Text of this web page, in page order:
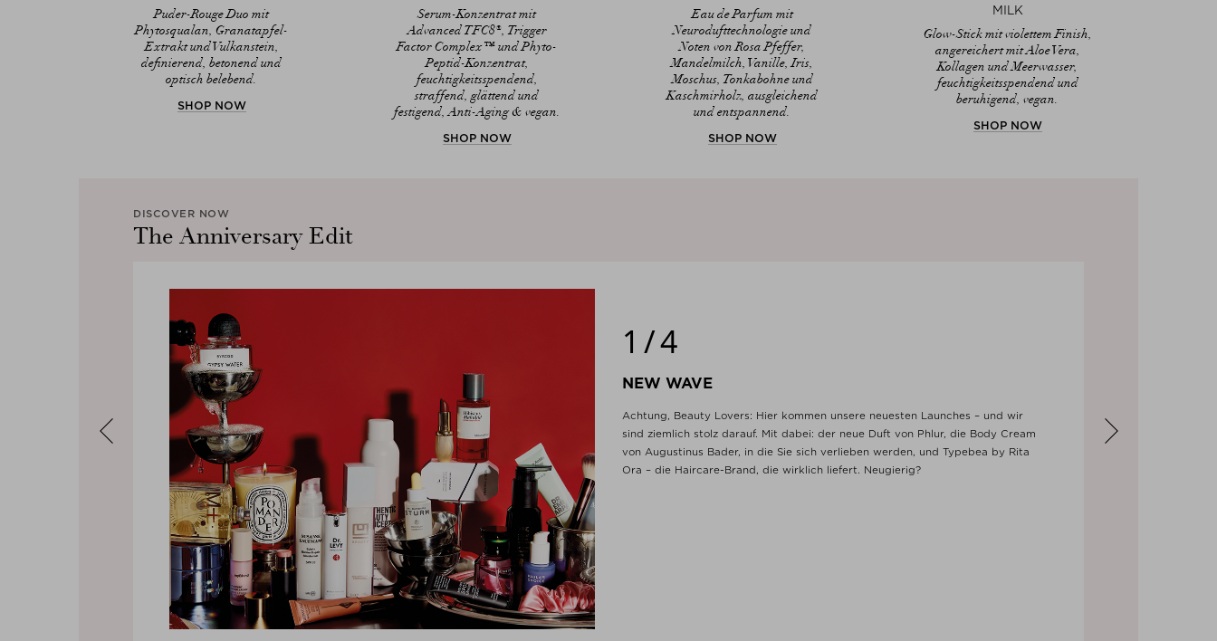
Puder-Rouge Duo mit
Phytosqualan, Granatapfel-
Extrakt und Vulkanstein,
definierend, betonend und
optisch belebend.
SHOP NOW
Serum-Konzentrat mit
Advanced TFC8®, Trigger
Factor Complex™ und Phyto-
Peptid-Konzentrat,
feuchtigkeitsspendend,
straffend, glättend und
festigend, Anti-Aging & vegan.
SHOP NOW
Eau de Parfum mit
Neurodufttechnologie und
Noten von Rosa Pfeffer,
Mandelmilch, Vanille, Iris,
Moschus, Tonkabohne und
Kaschmirholz, ausgleichend
und entspannend.
SHOP NOW
MILK
Glow-Stick mit violettem Finish,
angereichert mit Aloe Vera,
Kollagen und Meerwasser,
feuchtigkeitsspendend und
beruhigend, vegan.
SHOP NOW
DISCOVER NOW
The Anniversary Edit
1/4
NEW WAVE
Achtung, Beauty Lovers: Hier kommen unsere neuesten Launches – und wir
sind ziemlich stolz darauf. Mit dabei: der neue Duft von Phlur, die Body Cream
von Augustinus Bader, in die Sie sich verlieben werden, und Typebea by Rita
Ora – die Haircare-Brand, die wirklich liefert. Neugierig?